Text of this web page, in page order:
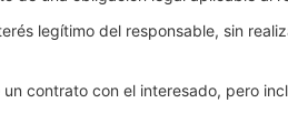
legítimo del responsable, sin
contrato con el interesado, pero